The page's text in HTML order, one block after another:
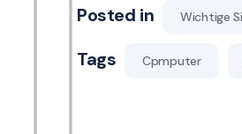
Posted in Wichtige
Tags Cpmputer